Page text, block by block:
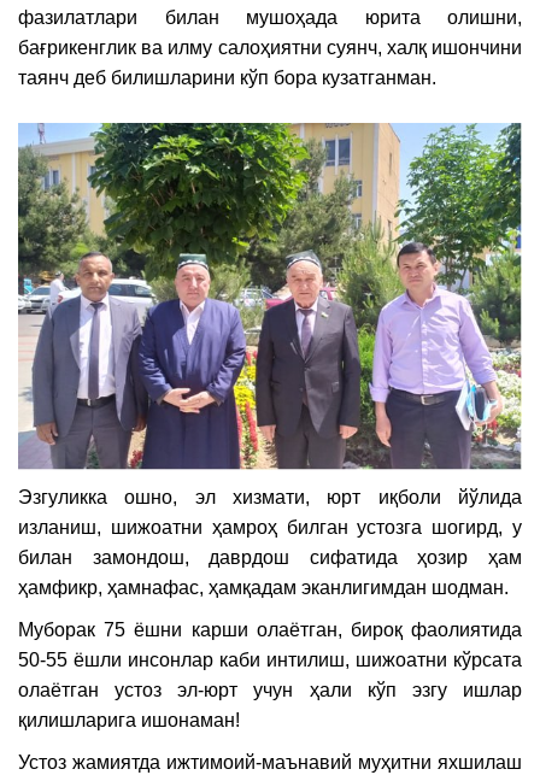
фазилатлари билан мушоҳада юрита олишни,
бағрикенглик ва илму салоҳиятни суянч, халқ ишончини
таянч деб билишларини кўп бора кузатганман.
Эзгуликка ошно, эл хизмати, юрт иқболи йўлида
изланиш, шижоатни ҳамроҳ билган устозга шогирд, у
билан замондош, даврдош сифатида ҳозир ҳам
ҳамфикр, ҳамнафас, ҳамқадам эканлигимдан шодман.
Муборак 75 ёшни карши олаётган, бироқ фаолиятида
50-55 ёшли инсонлар каби интилиш, шижоатни кўрсата
олаётган устоз эл-юрт учун ҳали кўп эзгу ишлар
қилишларига ишонаман!
Устоз жамиятда ижтимоий-маънавий муҳитни яхшилаш